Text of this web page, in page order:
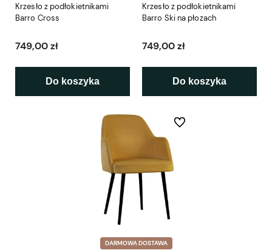
Krzesło z podłokietnikami
Barro Cross
749,00 zł
Do koszyka
Krzesło z podłokietnikami
Barro Ski na płozach
749,00 zł
Do koszyka
DARMOWA DOSTAWA
Do ulubionych